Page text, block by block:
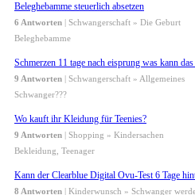
Beleghebamme steuerlich absetzen
6 Antworten | Schwangerschaft » Die Geburt
Beleghebamme
Schmerzen 11 tage nach eisprung was kann das
9 Antworten | Schwangerschaft » Allgemeines
Schwanger???
Wo kauft ihr Kleidung für Teenies?
9 Antworten | Shopping » Kindersachen
Bekleidung, Teenager
Kann der Clearblue Digital Ovu-Test 6 Tage
8 Antworten | Kinderwunsch » Schwanger